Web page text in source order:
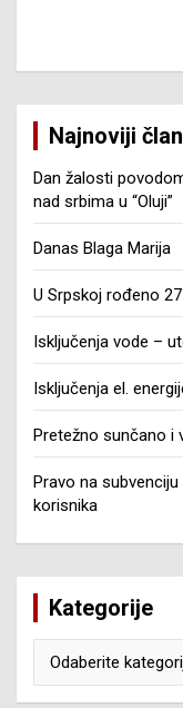
Najnoviji
Dan žalosti
nad srbima u “Oluji”
Danas Blaga Marija
U Srpskoj rođeno
Isključenja vode –
Isključenja el.
Pretežno sunčano i
Pravo na
korisnika
Kategorije